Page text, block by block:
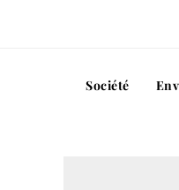
Société